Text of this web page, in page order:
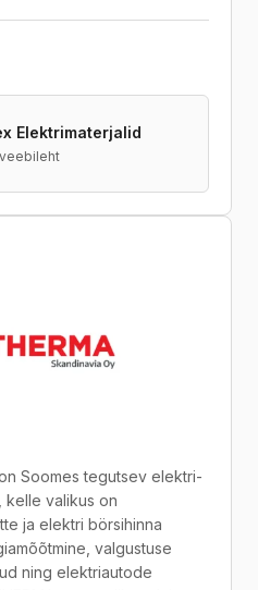
Elektrimaterjalid
Soomes tegutsev elektri-
kelle valikus on
ja elektri börsihinna
valgustuse
ning elektriautode